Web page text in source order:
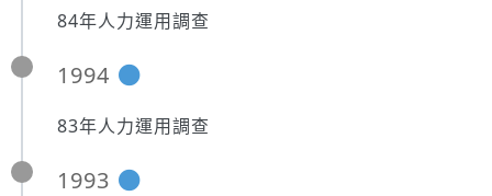
84年人力運用調查
1994
83年人力運用調查
1993